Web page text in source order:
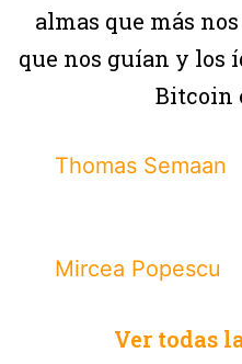
almas que más
que nos guían y los
Bitcoin
Thomas Semaan
Mircea Popescu
Ver todas